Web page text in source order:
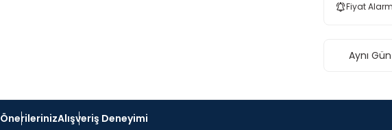
Fiyat
Aynı
ÖnerilerinizAlışveriş Deneyimi